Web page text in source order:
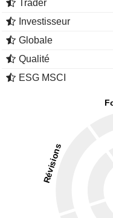
Trader
Investisseur
Globale
Qualité
ESG MSCI